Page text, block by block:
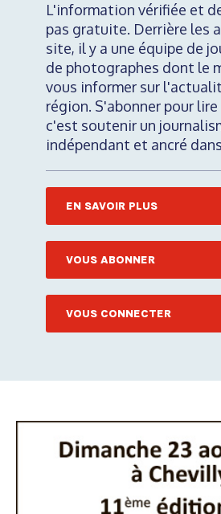
L'information vérifiée et
pas gratuite. Derrière les
site, il y a une équipe de
de photographes dont le
vous informer sur
région. S'abonner pour
c'est soutenir un
indépendant et ancré
EN SAVOIR PLUS
VOUS ABONNER
VOUS CONNECTER